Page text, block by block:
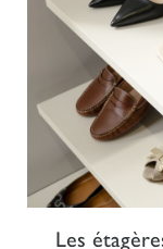
Les